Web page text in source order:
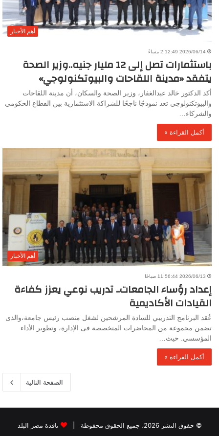
أهم الأخبار
2026/06/14 2:12:49 مساءً
باستثمارات تصل إلى 12 مليار جنيه..وزير الصحة
يتفقد «مدينة اللقاحات والبيوتكنولوجي»
أكد الدكتور خالد عبدالغفار، وزير الصحة والسكان، أن مدينة اللقاحات
والبيوتكنولوجي تعد نموذجًا ناجحًا للشراكة الاستثمارية بين القطاع الحكومي
والشركاء…
أكمل القراءة »
أهم الأخبار
2026/06/13 11:56:44 صباحًا
إعداد رؤساء الجامعات.. تدريب نوعي يعزز كفاءة
القيادات الأكاديمية
عُقد البرنامج التدريبي للسادة المرشحين لشغل منصب رئيس جامعة،والذى
تضمن مجموعة من المحاضرات المتخصصة فى الإدارة، وتطوير الأداء
المؤسسي. حيث…
أكمل القراءة »
الصفحة التالية
© حقوق النشر 2026، جميع الحقوق محفوظة | نافذة مصر البلد